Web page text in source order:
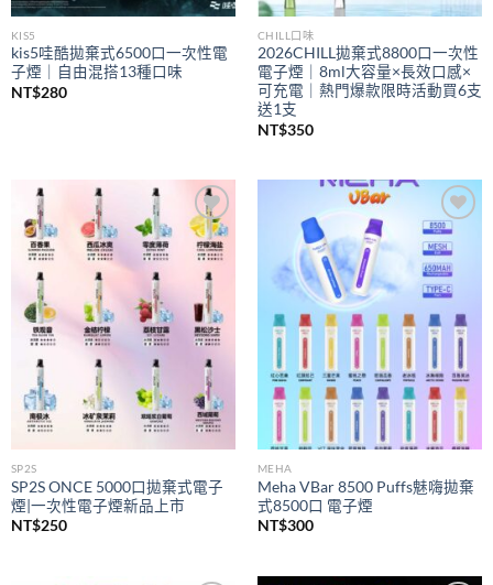
KIS5
kis5哇酷拋棄式6500口一次性電
子煙｜自由混搭13種口味
NT$280
CHILL口味
2026CHILL拋棄式8800口一次性
電子煙｜8ml大容量×長效口感×
可充電｜熱門爆款限時活動買6支
送1支
NT$350
Add to
wishlist
SP2S
SP2S ONCE 5000口拋棄式電子
煙|一次性電子煙新品上市
NT$250
Add to
wishlist
MEHA
Meha VBar 8500 Puffs魅嗨拋棄
式8500口 電子煙
NT$300